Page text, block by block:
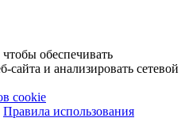
обеспечивать
и анализировать сетевой
cookie
Правила использования